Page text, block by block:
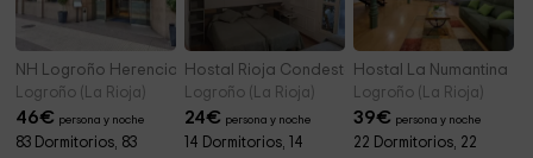
NH Logroño Herencia Rioja
Logroño (La Rioja)
46€ persona y noche
83 Dormitorios, 83
Hostal Rioja Condestable
Logroño (La Rioja)
24€ persona y noche
14 Dormitorios, 14
Hostal La Numantina
Logroño (La Rioja)
39€ persona y noche
22 Dormitorios, 22